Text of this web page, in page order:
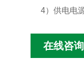
4）供电电
在线咨询